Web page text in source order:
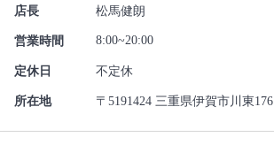
店長 松馬健朗
営業時間 8:00~20:00
定休日 不定休
所在地 〒5191424 三重県伊賀市川東176